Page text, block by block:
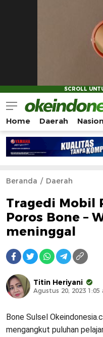
Okeindonesia.Online
Mengonlinekan
Home Daerah
Beranda Daerah
Tragedi Mobil
Poros Bone –
meninggal
Titin Heriyani
Agustus 20, 2023 1:05
Bone Sulsel
mengangkut puluhan